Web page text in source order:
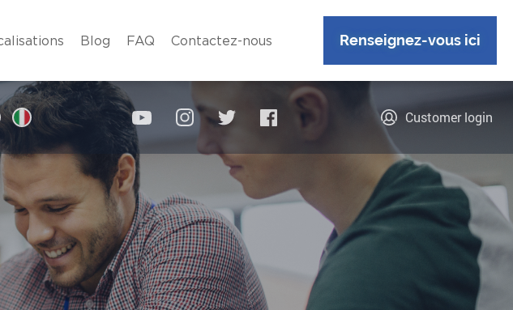
Blog FAQ Contactez-nous Renseignez-vous ici
Customer login